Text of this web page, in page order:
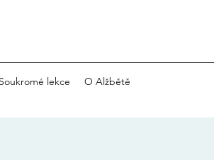
Soukromé lekce O Alžbětě